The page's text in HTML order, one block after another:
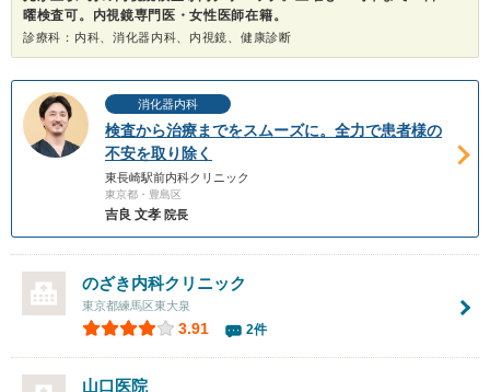
曜検査可。内視鏡専門医・女性医師在籍。
診療科：内科、消化器内科、内視鏡、健康診断
消化器内科
検査から治療までをスムーズに。全力で患者様の
不安を取り除く
東長崎駅前内科クリニック
東京都・豊島区
吉良 文孝 院長
のざき内科クリニック
東京都練馬区東大泉
3.91 2件
山口医院